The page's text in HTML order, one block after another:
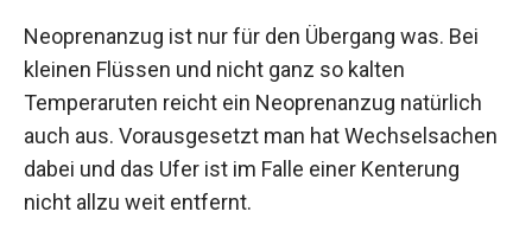
Neoprenanzug ist nur für den Übergang was. Bei
kleinen Flüssen und nicht ganz so kalten
Temperaruten reicht ein Neoprenanzug natürlich
auch aus. Vorausgesetzt man hat Wechselsachen
dabei und das Ufer ist im Falle einer Kenterung
nicht allzu weit entfernt.